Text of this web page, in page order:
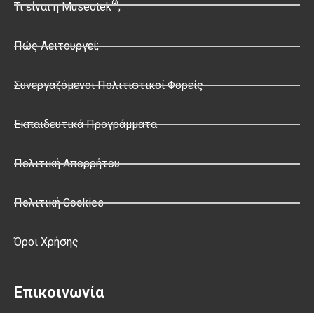
Τι είναι η Museotek®;
Πώς Λειτουργεί;
Συνεργαζόμενοι Πολιτιστικοί Φορείς
Εκπαιδευτικά Προγράμματα
Πολιτική Απορρήτου
Πολιτική Cookies
Όροι Χρήσης
Επικοινωνία